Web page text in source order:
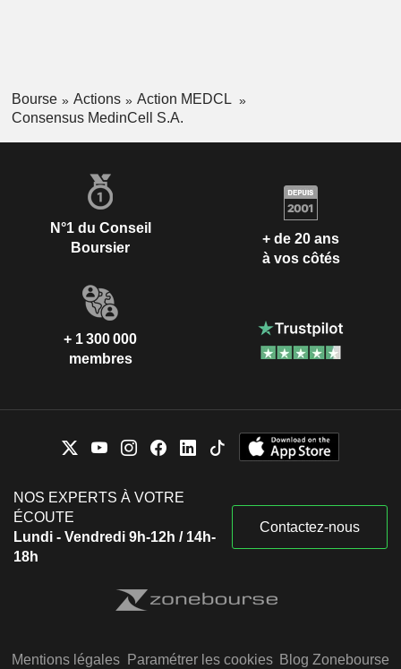
Bourse Actions
Action MEDCL
Consensus MedinCell S.A.
N°1 du Conseil
Boursier
+ de 20 ans
à vos côtés
+ 1 300 000
membres
NOS EXPERTS À VOTRE
ÉCOUTE
Lundi - Vendredi 9h-12h / 14h-
18h
Contactez-nous
Mentions légales Paramétrer les cookies Blog Zonebourse